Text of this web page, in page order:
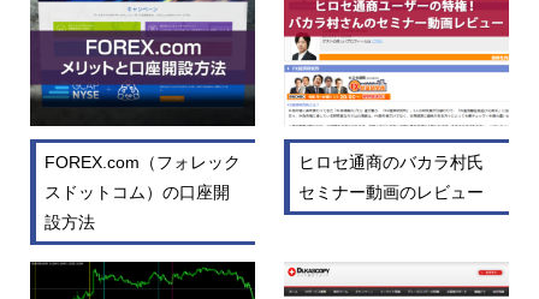
FOREX.com（フォレック
スドットコム）の口座開
設方法
ヒロセ通商のバカラ村氏
セミナー動画のレビュー